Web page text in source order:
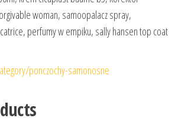
woman, samoopalacz spray,
perfumy w empiku, sally hansen top coat
ponczochy-samonosne